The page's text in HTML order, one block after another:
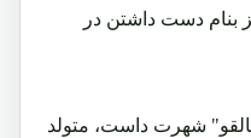
دست داشتن در
شهرت داست، متولد